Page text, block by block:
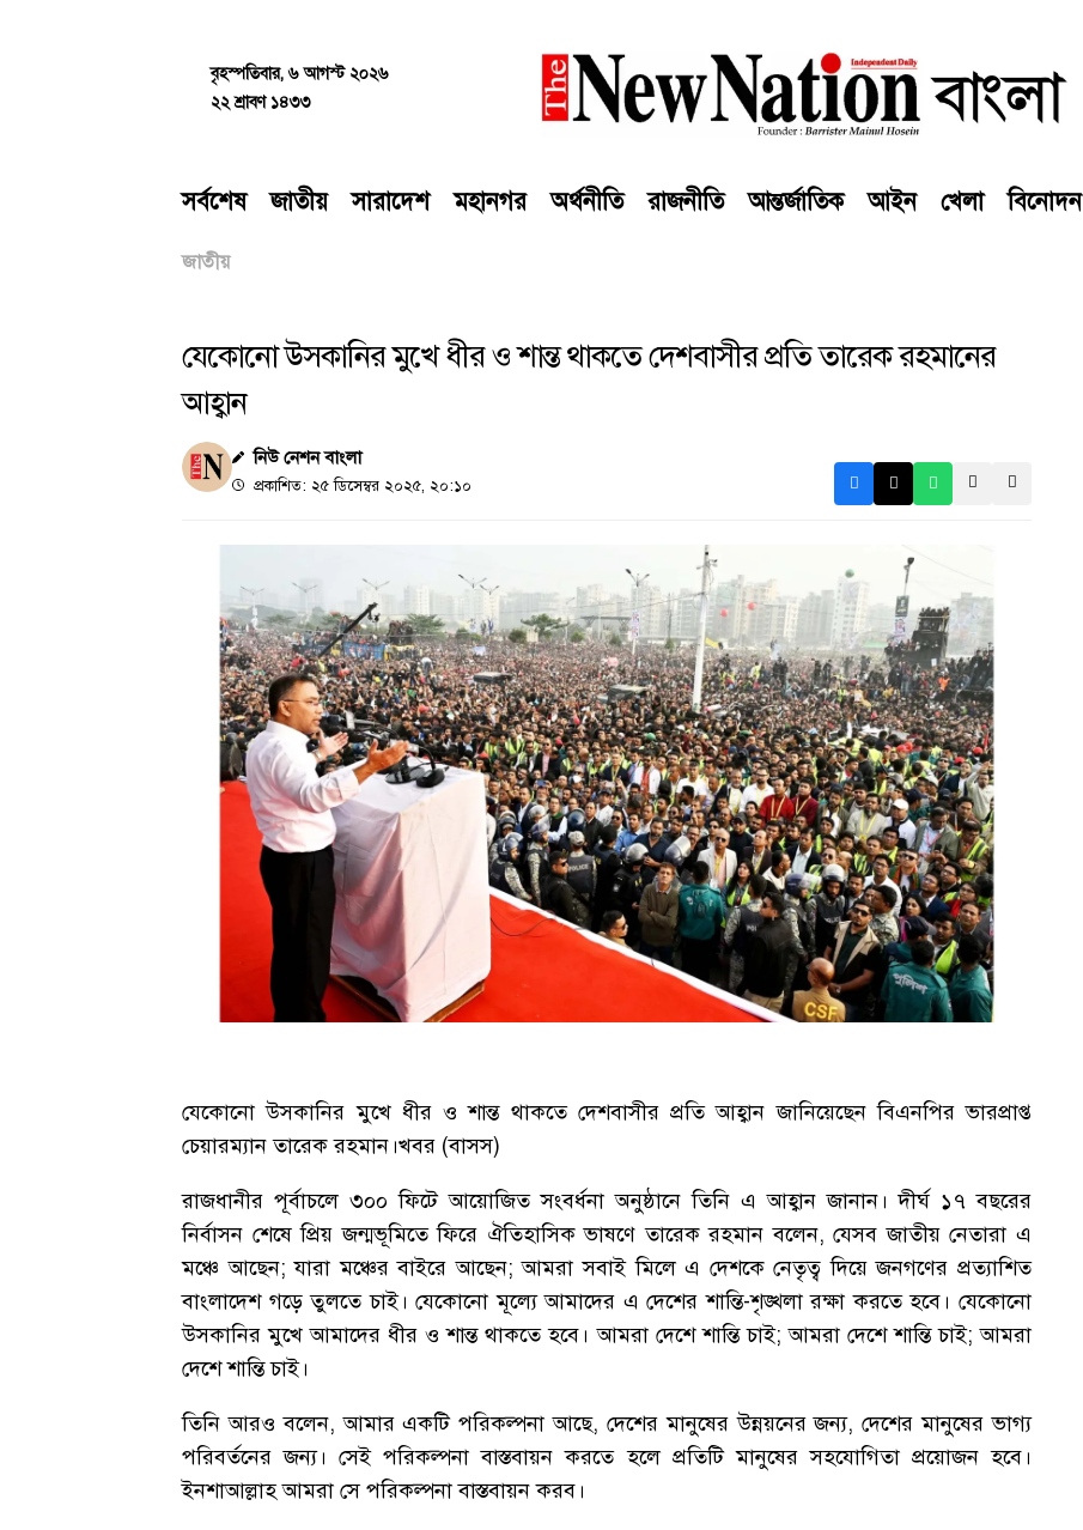
contentবৃহস্পতিবার, ৬ আগস্ট ২০২৬
২২ শ্রাবণ ১৪৩৩
সর্বশেষ জাতীয় সারাদেশ মহানগর অর্থনীতি রাজনীতি আন্তর্জাতিক আইন খেলা বিনোদন
জাতীয়
যেকোনো উসকানির মুখে ধীর ও শান্ত থাকতে দেশবাসীর প্রতি তারেক রহমানের
আহ্বান
নিউ নেশন বাংলা
প্রকাশিত: ২৫ ডিসেম্বর ২০২৫, ২০:১০
যেকোনো উসকানির মুখে ধীর ও শান্ত থাকতে দেশবাসীর প্রতি আহ্বান জানিয়েছেন বিএনপির ভারপ্রাপ্ত
চেয়ারম্যান তারেক রহমান।খবর (বাসস)
রাজধানীর পূর্বাচলে ৩০০ ফিটে আয়োজিত সংবর্ধনা অনুষ্ঠানে তিনি এ আহ্বান জানান। দীর্ঘ ১৭ বছরের
নির্বাসন শেষে প্রিয় জন্মভূমিতে ফিরে ঐতিহাসিক ভাষণে তারেক রহমান বলেন, যেসব জাতীয় নেতারা এ
মঞ্চে আছেন; যারা মঞ্চের বাইরে আছেন; আমরা সবাই মিলে এ দেশকে নেতৃত্ব দিয়ে জনগণের প্রত্যাশিত
বাংলাদেশ গড়ে তুলতে চাই। যেকোনো মূল্যে আমাদের এ দেশের শান্তি-শৃঙ্খলা রক্ষা করতে হবে। যেকোনো
উসকানির মুখে আমাদের ধীর ও শান্ত থাকতে হবে। আমরা দেশে শান্তি চাই; আমরা দেশে শান্তি চাই; আমরা
দেশে শান্তি চাই।
তিনি আরও বলেন, আমার একটি পরিকল্পনা আছে, দেশের মানুষের উন্নয়নের জন্য, দেশের মানুষের ভাগ্য
পরিবর্তনের জন্য। সেই পরিকল্পনা বাস্তবায়ন করতে হলে প্রতিটি মানুষের সহযোগিতা প্রয়োজন হবে।
ইনশাআল্লাহ আমরা সে পরিকল্পনা বাস্তবায়ন করব।